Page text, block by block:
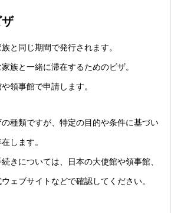
と同じ期間で発行されます。
族と一緒に滞在するためのビザ。
領事館で申請します。
種類ですが、特定の目的や条件に基づい
します。
きについては、日本の大使館や領事館、
ェブサイトなどで確認してください。